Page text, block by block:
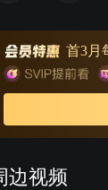
，令孙启明悲喜
侨，让流失海外
事在民间不胫而
首3月
边视频